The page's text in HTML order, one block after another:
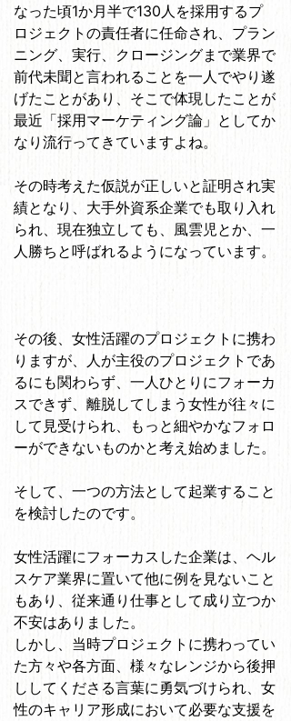
なった頃1か月半で130人を採用するプ
ロジェクトの責任者に任命され、プラン
ニング、実行、クロージングまで業界で
前代未聞と言われることを一人でやり遂
げたことがあり、そこで体現したことが
最近「採用マーケティング論」としてか
なり流行ってきていますよね。
その時考えた仮説が正しいと証明され実
績となり、大手外資系企業でも取り入れ
られ、現在独立しても、風雲児とか、一
人勝ちと呼ばれるようになっています。
その後、女性活躍のプロジェクトに携わ
りますが、人が主役のプロジェクトであ
るにも関わらず、一人ひとりにフォーカ
スできず、離脱してしまう女性が往々に
して見受けられ、もっと細やかなフォロ
ーができないものかと考え始めました。
そして、一つの方法として起業すること
を検討したのです。
女性活躍にフォーカスした企業は、ヘル
スケア業界に置いて他に例を見ないこと
もあり、従来通り仕事として成り立つか
不安はありました。
しかし、当時プロジェクトに携わってい
た方々や各方面、様々なレンジから後押
ししてくださる言葉に勇気づけられ、女
性のキャリア形成において必要な支援を